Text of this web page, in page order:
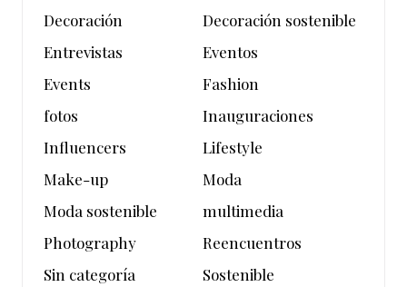
Decoración
Decoración sostenible
Entrevistas
Eventos
Events
Fashion
fotos
Inauguraciones
Influencers
Lifestyle
Make-up
Moda
Moda sostenible
multimedia
Photography
Reencuentros
Sin categoría
Sostenible